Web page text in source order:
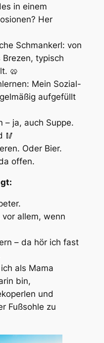
in einem
Her
Schmankerl: von
typisch
🥨
Mein Sozial-
aufgefüllt
– ja, auch Suppe.
🥢
Oder Bier.
offen.
allem, wenn
– da hör ich fast
als Mama
bin,
und
Fußsohle zu